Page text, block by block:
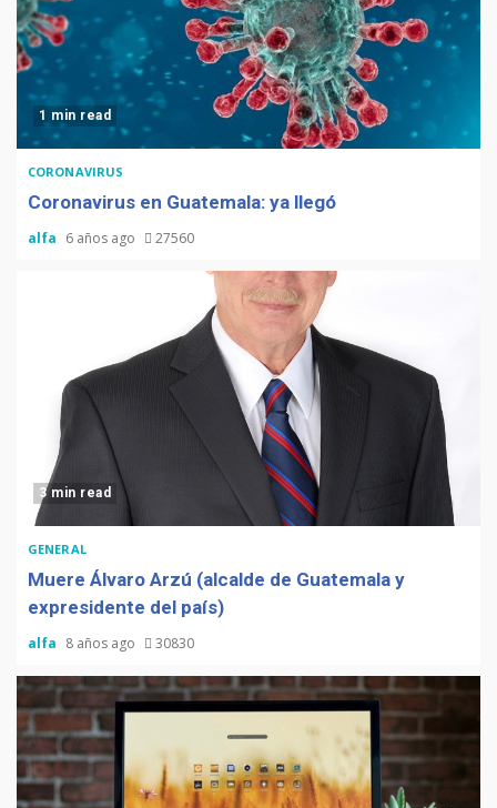
1 min read
CORONAVIRUS
Coronavirus en Guatemala: ya llegó
alfa 6 años ago 27560
3 min read
GENERAL
Muere Álvaro Arzú (alcalde de Guatemala y
expresidente del país)
alfa 8 años ago 30830